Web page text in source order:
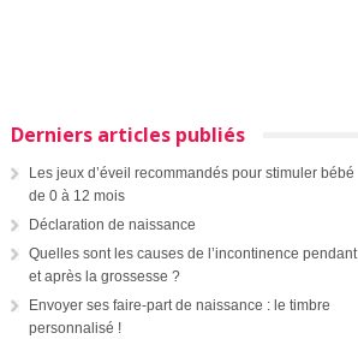
Derniers articles publiés
Les jeux d’éveil recommandés pour stimuler bébé
de 0 à 12 mois
Déclaration de naissance
Quelles sont les causes de l’incontinence pendant
et après la grossesse ?
Envoyer ses faire-part de naissance : le timbre
personnalisé !